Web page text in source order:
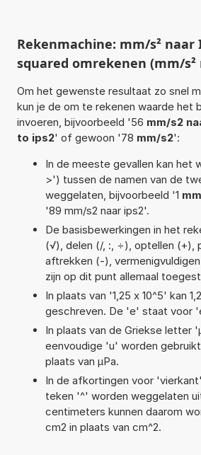
Rekenmachine: mm/s² naar
squared omrekenen (mm/s²
Om het gewenste resultaat zo snel
kun je de om te rekenen waarde het
invoeren, bijvoorbeeld '56 mm/s2
to ips2' of gewoon '78 mm/s2':
In de meeste gevallen kan
>') tussen de namen van de
weggelaten, bijvoorbeeld '1
'89 mm/s2 naar ips2'.
De basisbewerkingen in het
(√), delen (/, :, ÷), optellen (+),
aftrekken (-),
zijn op dit punt allemaal
In plaats van '1,25 x 10^5' kan
geschreven. De 'e' staat voor
In plaats van de Griekse letter
eenvoudige 'u' worden
plaats van µPa.
In de afkortingen voor
teken '^' worden weggelaten
centimeters kunnen daarom
cm2 in plaats van cm^2.